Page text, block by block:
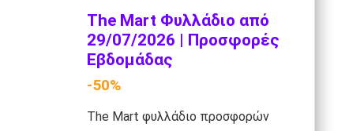
The Mart Φυλλάδιο από
29/07/2026 | Προσφορές
Εβδομάδας
-50%
The Mart φυλλάδιο προσφορών